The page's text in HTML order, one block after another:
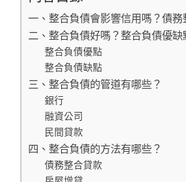
一、整合負債會影響信用嗎？債務
二、整合負債好嗎？整合負債優缺
整合負債優點
整合負債缺點
三、整合負債的管道有哪些？
銀行
融資公司
民間貸款
四、整合負債的方法有哪些？
債務整合貸款